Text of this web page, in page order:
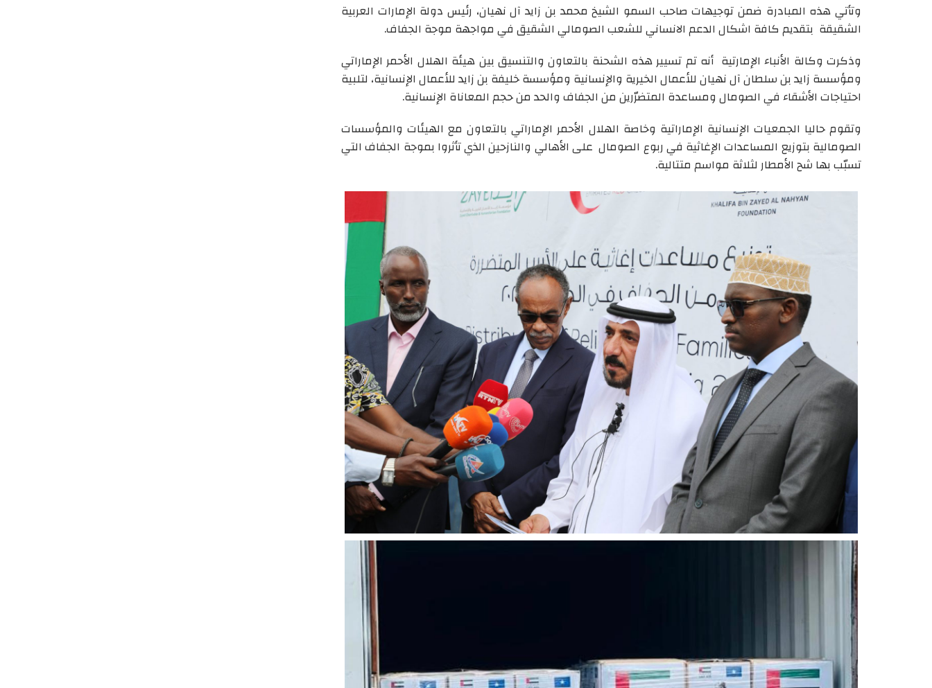
وتأتي هذه المبادرة ضمن توجيهات صاحب السمو الشيخ محمد بن زايد آل نهيان، رئيس دولة الإمارات العربية
الشقيقة بتقديم كافة اشكال الدعم الانساني للشعب الصومالي الشقيق في مواجهة موجة الجفاف.
وذكرت وكالة الأنباء الإمارتية أنه تم تسيير هذه الشحنة بالتعاون والتنسيق بين هيئة الهلال الأحمر الإماراتي
ومؤسسة زايد بن سلطان آل نهيان للأعمال الخيرية والإنسانية ومؤسسة خليفة بن زايد للأعمال الإنسانية، لتلبية
احتياجات الأشقاء في الصومال ومساعدة المتضرّرين من الجفاف والحد من حجم المعاناة الإنسانية.
وتقوم حاليا الجمعيات الإنسانية الإماراتية وخاصة الهلال الأحمر الإماراتي بالتعاون مع الهيئات والمؤسسات
الصومالية بتوزيع المساعدات الإغاثية في ربوع الصومال على الأهالي والنازحين الذي تأثروا بموجة الجفاف التي
تسبّب بها شح الأمطار لثلاثة مواسم متتالية.